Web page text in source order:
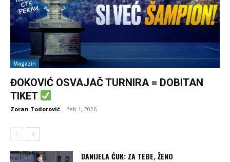
Magazin
ĐOKOVIĆ OSVAJAČ TURNIRA = DOBITAN
TIKET
Zoran Todorović - feb 1, 2026
DANIJELA ĆUK: ZA TEBE, ŽENO